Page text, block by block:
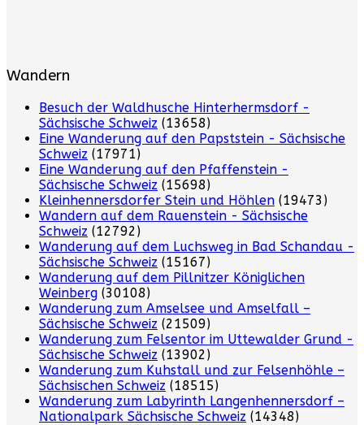
Wandern
Besuch der Waldhusche Hinterhermsdorf -
Sächsische Schweiz (13658)
Eine Wanderung auf den Papststein - Sächsische
Schweiz (17971)
Eine Wanderung auf den Pfaffenstein -
Sächsische Schweiz (15698)
Kleinhennersdorfer Stein und Höhlen (19473)
Wandern auf dem Rauenstein - Sächsische
Schweiz (12792)
Wanderung auf dem Luchsweg in Bad Schandau -
Sächsische Schweiz (15167)
Wanderung auf dem Pillnitzer Königlichen
Weinberg (30108)
Wanderung zum Amselsee und Amselfall –
Sächsische Schweiz (21509)
Wanderung zum Felsentor im Uttewalder Grund -
Sächsische Schweiz (13902)
Wanderung zum Kuhstall und zur Felsenhöhle –
Sächsischen Schweiz (18515)
Wanderung zum Labyrinth Langenhennersdorf –
Nationalpark Sächsische Schweiz (14348)